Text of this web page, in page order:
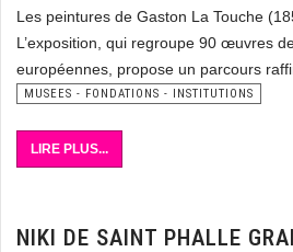
Les peintures de Gaston La Touche
L’exposition, qui regroupe 90 œuvres
européennes, propose un parcours
MUSEES - FONDATIONS - INSTITUTIONS
LIRE PLUS...
NIKI DE SAINT PHALLE